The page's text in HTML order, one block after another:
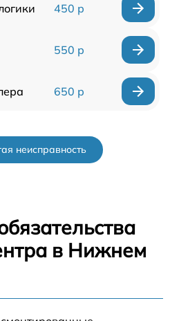
450 р
550 р
650 р
неисправность
в Нижнем